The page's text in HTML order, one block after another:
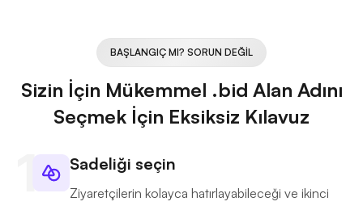
BAŞLANGIÇ MI? SORUN DEĞIL
Sizin İçin Mükemmel .bid Alan Adını
Seçmek İçin Eksiksiz Kılavuz
Sadeliği seçin
Ziyaretçilerin kolayca hatırlayabileceği ve ikinci